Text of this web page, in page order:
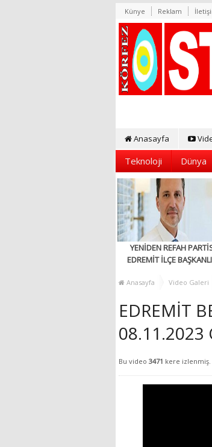
Künye Reklam
Anasayfa
Teknoloji Dünya
YENİDEN REFAH
EDREMİT İLÇE
AÇILIYOR!
Anasayfa Video Galeri
EDREMİT
08.11.2023
Bu video 3471 kere izlenmiş.